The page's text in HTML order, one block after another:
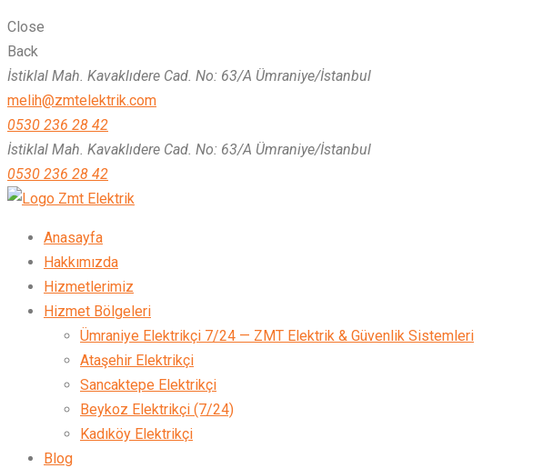
Close
Back
İstiklal Mah. Kavaklıdere Cad. No: 63/A Ümraniye/İstanbul
melih@zmtelektrik.com
0530 236 28 42
İstiklal Mah. Kavaklıdere Cad. No: 63/A Ümraniye/İstanbul
0530 236 28 42
Zmt Elektrik
Anasayfa
Hakkımızda
Hizmetlerimiz
Hizmet Bölgeleri
Ümraniye Elektrikçi 7/24 — ZMT Elektrik & Güvenlik Sistemleri
Ataşehir Elektrikçi
Sancaktepe Elektrikçi
Beykoz Elektrikçi (7/24)
Kadıköy Elektrikçi
Blog